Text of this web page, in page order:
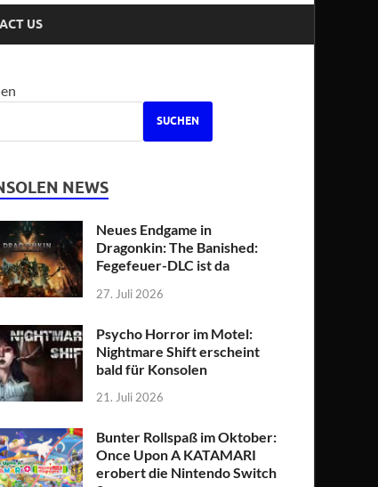
US
SUCHEN
NEWS
Neues Endgame in
Dragonkin: The Banished:
Fegefeuer-DLC ist da
27. Juli 2026
Psycho Horror im Motel:
Nightmare Shift erscheint
bald für Konsolen
21. Juli 2026
Bunter Rollspaß im Oktober:
Once Upon A KATAMARI
erobert die Nintendo Switch